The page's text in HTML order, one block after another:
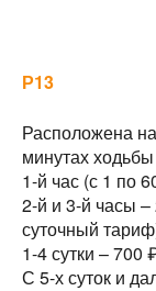
Р13
Расположена
минутах
1-й час (с 1 по
2-й и 3-й часы
суточный
1-4 сутки – 700
С 5-х суток и